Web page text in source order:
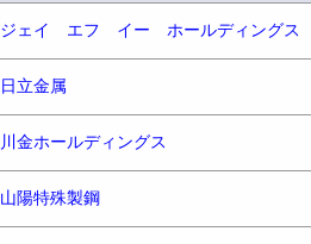
ジェイ エフ イー ホールディングス
日立金属
川金ホールディングス
山陽特殊製鋼